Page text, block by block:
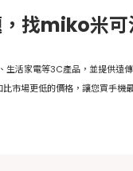
找miko米
活家電等3C產品，並提供遠
市場更低的價格，讓您買手